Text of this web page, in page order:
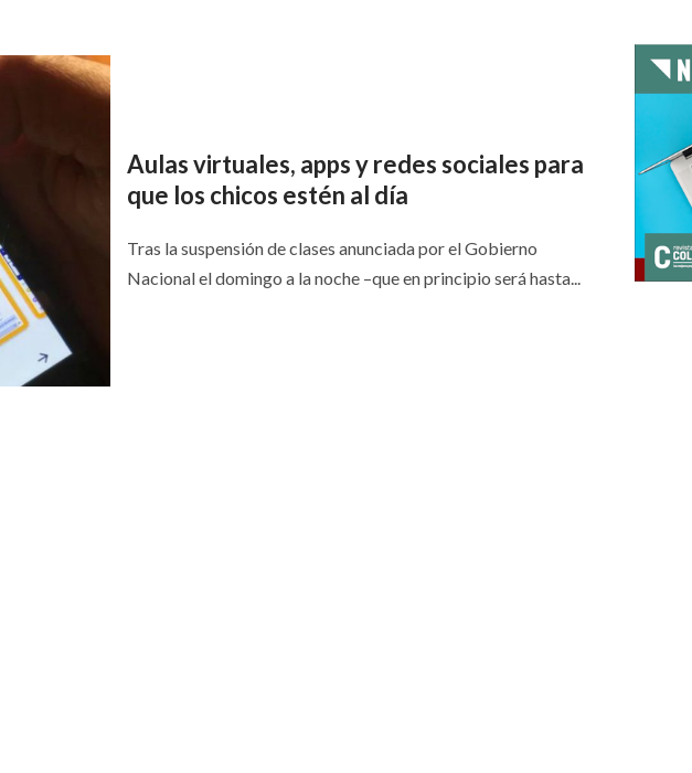
Aulas virtuales, apps y redes sociales para
que los chicos estén al día
Tras la suspensión de clases anunciada por el Gobierno
Nacional el domingo a la noche –que en principio será hasta...